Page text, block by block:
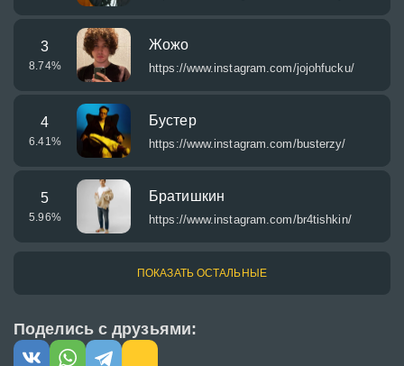
3
8.74%
Жожо
https://www.instagram.com/jojohfucku/
4
6.41%
Бустер
https://www.instagram.com/busterzy/
5
5.96%
Братишкин
https://www.instagram.com/br4tishkin/
ПОКАЗАТЬ ОСТАЛЬНЫЕ
Поделись с друзьями: